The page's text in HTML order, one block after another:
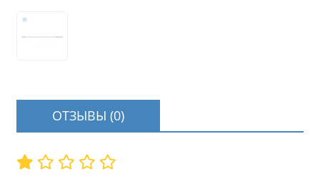
ОТЗЫВЫ (0)